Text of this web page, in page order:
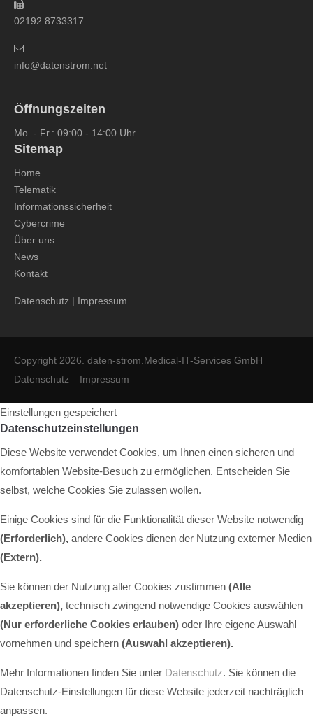
02192 8733317
info@datenstrom.net
Öffnungszeiten
Mo. - Fr.: 09:00 - 14:00 Uhr
Sitemap
Home
Telematik
Informationssicherheit
Cybercrime
Über uns
News
Kontakt
Datenschutz | Impressum
Copyright 2026. daten-strom.Medical-IT-Services GmbH
Datenschutz
Impressum
Einstellungen gespeichert
Datenschutzeinstellungen
Diese Website verwendet Cookies, um Ihnen einen sicheren und
komfortablen Website-Besuch zu ermöglichen. Entscheiden Sie
selbst, welche Cookies Sie zulassen wollen.
Einige Cookies sind für die Funktionalität dieser Website notwendig
(Erforderlich), andere Cookies dienen der Nutzung externer Medien
(Extern).
Sie können der Nutzung aller Cookies zustimmen (Alle
akzeptieren), technisch zwingend notwendige Cookies auswählen
(Nur erforderliche Cookies erlauben) oder Ihre eigene Auswahl
vornehmen und speichern (Auswahl akzeptieren).
Mehr Informationen finden Sie unter Datenschutz. Sie können die
Datenschutz-Einstellungen für diese Website jederzeit nachträglich
anpassen.